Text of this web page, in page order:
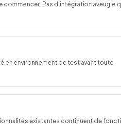
commencer. Pas d'intégration aveugle
en environnement de test avant toute
existantes continuent de